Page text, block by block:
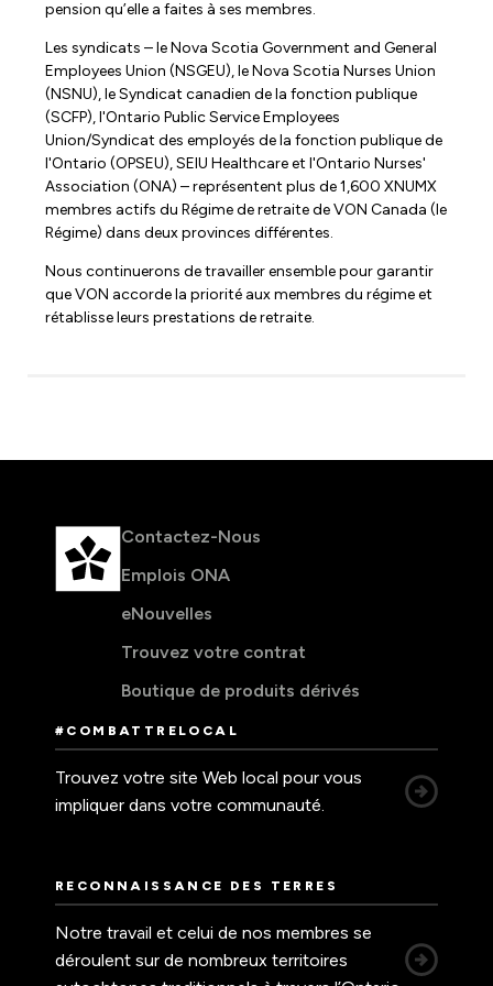
pension qu’elle a faites à ses membres.
Les syndicats – le Nova Scotia Government and General
Employees Union (NSGEU), le Nova Scotia Nurses Union
(NSNU), le Syndicat canadien de la fonction publique
(SCFP), l'Ontario Public Service Employees
Union/Syndicat des employés de la fonction publique de
l'Ontario (OPSEU), SEIU Healthcare et l'Ontario Nurses'
Association (ONA) – représentent plus de 1,600 XNUMX
membres actifs du Régime de retraite de VON Canada (le
Régime) dans deux provinces différentes.
Nous continuerons de travailler ensemble pour garantir
que VON accorde la priorité aux membres du régime et
rétablisse leurs prestations de retraite.
Contactez-Nous
Emplois ONA
eNouvelles
Trouvez votre contrat
Boutique de produits dérivés
#COMBATTRELOCAL
Trouvez votre site Web local pour vous
impliquer dans votre communauté.
RECONNAISSANCE DES TERRES
Notre travail et celui de nos membres se
déroulent sur de nombreux territoires